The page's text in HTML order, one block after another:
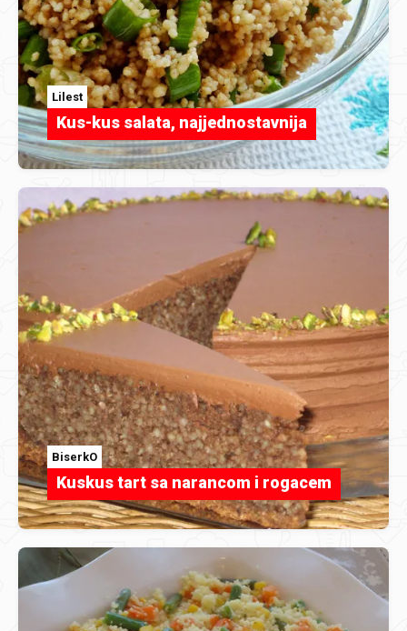
Lilest
Kus-kus salata, najjednostavnija
BiserkO
Kuskus tart sa narancom i rogacem